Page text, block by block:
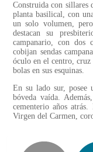
Construida con sillares
planta basilical, con
un solo volumen,
destacan su
campanario, con dos
cobijan sendas
óculo en el centro, cruz
bolas en sus esquinas.
En su lado sur, posee
bóveda vaída.
cementerio años
Virgen del Carmen,